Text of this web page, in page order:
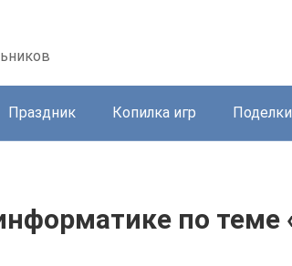
Праздник Копилка игр Поделки
по теме